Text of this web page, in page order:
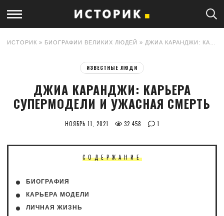
ИСТОРИК » БИОГРАФИИ ВЕЛИКИХ ЛЮДЕЙ » ДЖИА КАРАНДЖИ: КАРЬЕРА СУПЕРМОДЕЛИ И УЖАСНАЯ СМЕРТЬ
ИЗВЕСТНЫЕ ЛЮДИ
ДЖИА КАРАНДЖИ: КАРЬЕРА
СУПЕРМОДЕЛИ И УЖАСНАЯ СМЕРТЬ
НОЯБРЬ 11, 2021 32 458 1
СОДЕРЖАНИЕ
БИОГРАФИЯ
КАРЬЕРА МОДЕЛИ
ЛИЧНАЯ ЖИЗНЬ